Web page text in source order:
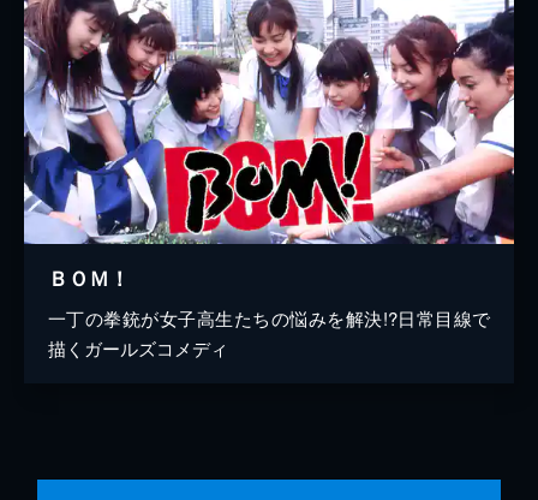
ＢＯＭ！
一丁の拳銃が女子高生たちの悩みを解決!?日常目線で
描くガールズコメディ